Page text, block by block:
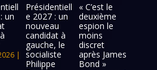
un
|
Présidentiell
e 2027 : un
nouveau
candidat à
gauche, le
socialiste
Philippe
« C’est le
deuxième
espion le
moins
discret
après James
Bond »